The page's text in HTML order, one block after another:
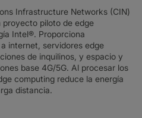
Infrastructure Networks (CIN)
proyecto piloto de edge
Intel®. Proporciona
internet, servidores edge
de inquilinos, y espacio y
base 4G/5G. Al procesar los
computing reduce la energía
distancia.